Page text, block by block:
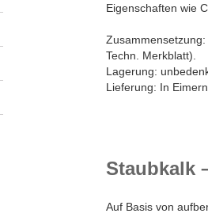
Eigenschaften wie
Techn. Merkblatt).
Lagerung:
Lieferung: In
Staubkalk
Auf Basis von